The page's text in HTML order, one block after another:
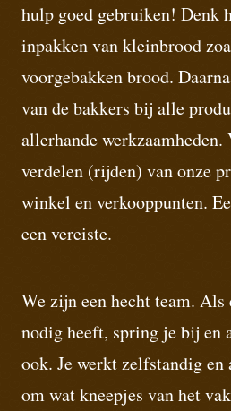
hulp goed gebruiken! Denk
inpakken van kleinbrood
voorgebakken brood.
van de bakkers bij alle
allerhande werkzaamheden.
verdelen (rijden) van onze
winkel en verkooppunten.
een vereiste.
We zijn een hecht team. Als
nodig heeft, spring je bij en
ook. Je werkt zelfstandig
om wat kneepjes van het